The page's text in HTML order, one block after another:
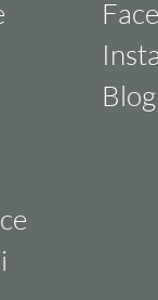
Blog